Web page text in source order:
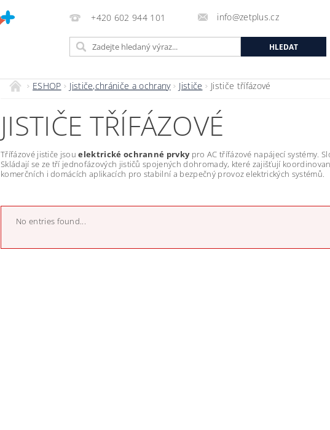
+420 602 944 101 info@zetplus.cz
ESHOP Jističe,chrániče a ochrany Jističe Jističe třífázové
JISTIČE TŘÍFÁZOVÉ
Třífázové jističe jsouelektrické ochranné prvkypro AC třífázové napájecí systémy.
Skládají se ze tří jednofázových jističů spojených dohromady, které zajišťují
komerčních i domácích aplikacích pro stabilní a bezpečný provoz elektrických systémů.
No entries found...